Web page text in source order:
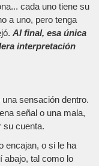
cada uno tiene su
a uno, pero tenga
Al final, esa única
interpretación
sensación dentro.
señal o una mala,
su cuenta.
encajan, o si le ha
abajo, tal como lo